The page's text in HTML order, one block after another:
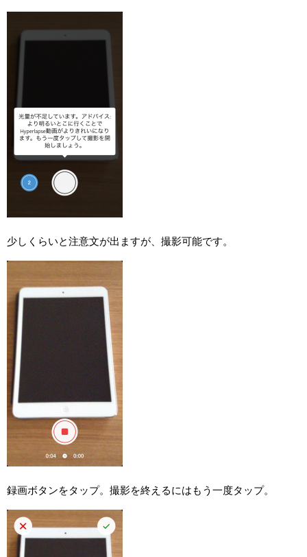
少しくらいと注意文が出ますが、撮影可能です。
録画ボタンをタップ。撮影を終えるにはもう一度タップ。